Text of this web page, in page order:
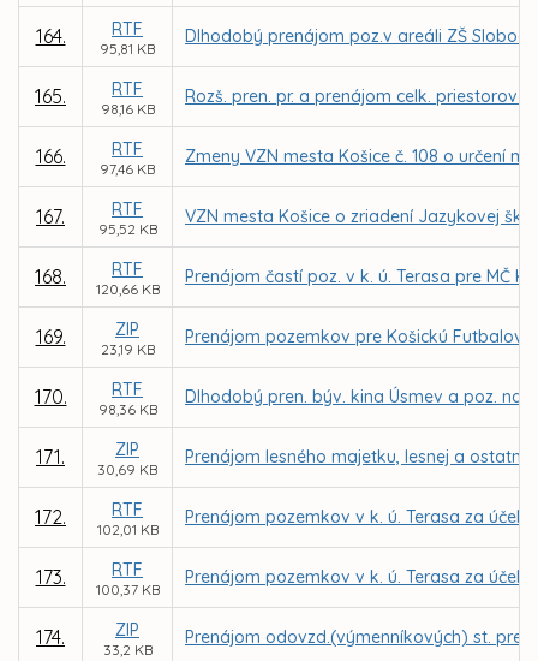
164. RTF
95,81 KB
Dlhodobý prenájom poz.v areáli ZŠ
165. RTF
98,16 KB
Rozš. pren. pr. a prenájom celk. priestorov
166. RTF
97,46 KB
Zmeny VZN mesta Košice č. 108 o určení
167. RTF
95,52 KB
VZN mesta Košice o zriadení Jazykovej
168. RTF
120,66 KB
Prenájom častí poz. v k. ú. Terasa pre MČ
169. ZIP
23,19 KB
Prenájom pozemkov pre Košickú
170. RTF
98,36 KB
Dlhodobý pren. býv. kina Úsmev a poz. na
171. ZIP
30,69 KB
Prenájom lesného majetku, lesnej a
172. RTF
102,01 KB
Prenájom pozemkov v k. ú. Terasa za
173. RTF
100,37 KB
Prenájom pozemkov v k. ú. Terasa za
174. ZIP
33,2 KB
Prenájom odovzd.(výmenníkových) st. pre